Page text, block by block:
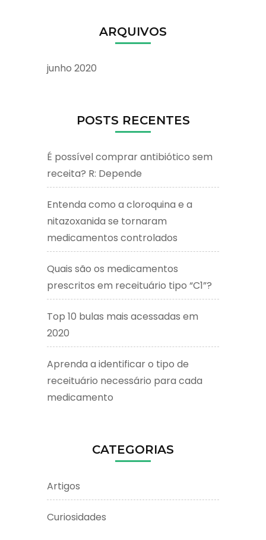
ARQUIVOS
junho 2020
POSTS RECENTES
É possível comprar antibiótico sem
receita? R: Depende
Entenda como a cloroquina e a
nitazoxanida se tornaram
medicamentos controlados
Quais são os medicamentos
prescritos em receituário tipo “C1”?
Top 10 bulas mais acessadas em
2020
Aprenda a identificar o tipo de
receituário necessário para cada
medicamento
CATEGORIAS
Artigos
Curiosidades